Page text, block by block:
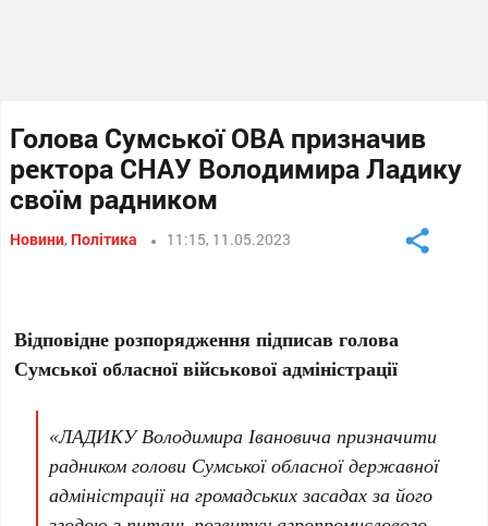
Голова Сумської ОВА призначив
ректора СНАУ Володимира Ладику
своїм радником
Новини, Політика 11:15, 11.05.2023
Відповідне розпорядження підписав голова
Сумської обласної військової адміністрації
«ЛАДИКУ Володимира Івановича призначити
радником голови Сумської обласної державної
адміністрації на громадських засадах за його